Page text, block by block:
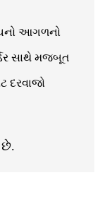
આગળનો
સાથે મજબૂત
દરવાજો
છે.